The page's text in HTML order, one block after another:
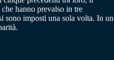
hanno prevalso in tre
sono imposti una sola volta. In un